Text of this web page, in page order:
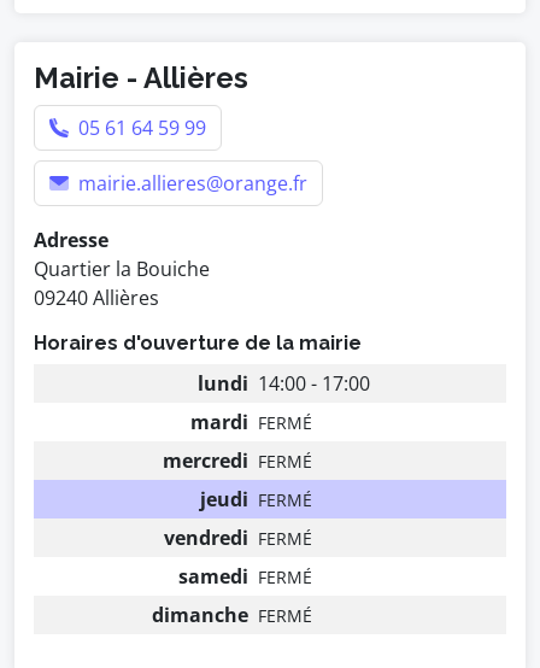
Mairie - Allières
05 61 64 59 99
mairie.allieres@orange.fr
Adresse
Quartier la Bouiche
09240 Allières
Horaires d'ouverture de la mairie
lundi 14:00 - 17:00
mardi FERMÉ
mercredi FERMÉ
jeudi FERMÉ
vendredi FERMÉ
samedi FERMÉ
dimanche FERMÉ